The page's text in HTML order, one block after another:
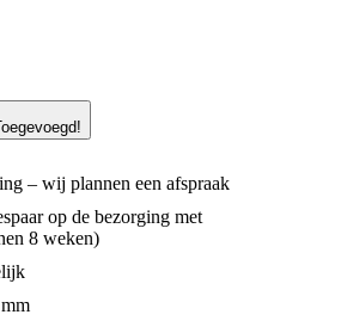
– wij plannen een afspraak
op de bezorging met
8 weken)